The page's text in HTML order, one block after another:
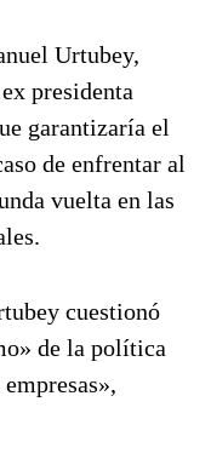
Urtubey,
presidenta
garantizaría el
de enfrentar al
vuelta en las
cuestionó
de la política